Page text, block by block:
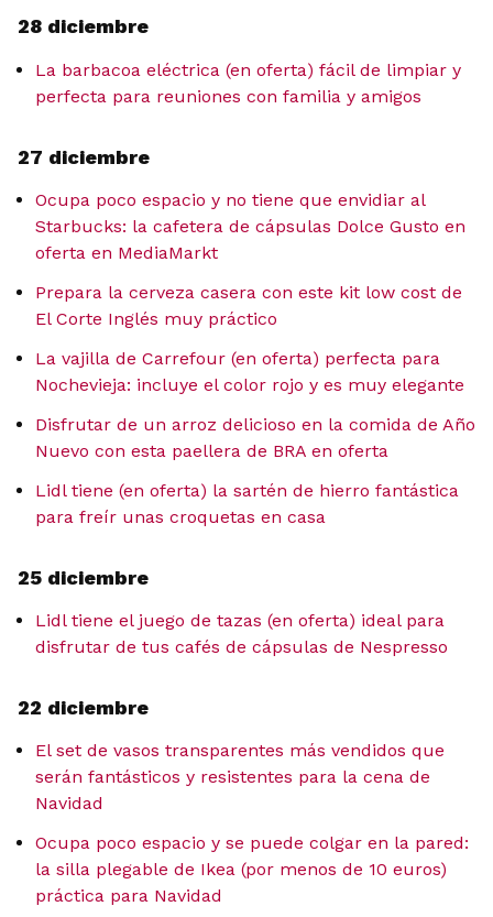
28 diciembre
La barbacoa eléctrica (en oferta) fácil de limpiar y
perfecta para reuniones con familia y amigos
27 diciembre
Ocupa poco espacio y no tiene que envidiar al
Starbucks: la cafetera de cápsulas Dolce Gusto en
oferta en MediaMarkt
Prepara la cerveza casera con este kit low cost de
El Corte Inglés muy práctico
La vajilla de Carrefour (en oferta) perfecta para
Nochevieja: incluye el color rojo y es muy elegante
Disfrutar de un arroz delicioso en la comida de Año
Nuevo con esta paellera de BRA en oferta
Lidl tiene (en oferta) la sartén de hierro fantástica
para freír unas croquetas en casa
25 diciembre
Lidl tiene el juego de tazas (en oferta) ideal para
disfrutar de tus cafés de cápsulas de Nespresso
22 diciembre
El set de vasos transparentes más vendidos que
serán fantásticos y resistentes para la cena de
Navidad
Ocupa poco espacio y se puede colgar en la pared:
la silla plegable de Ikea (por menos de 10 euros)
práctica para Navidad